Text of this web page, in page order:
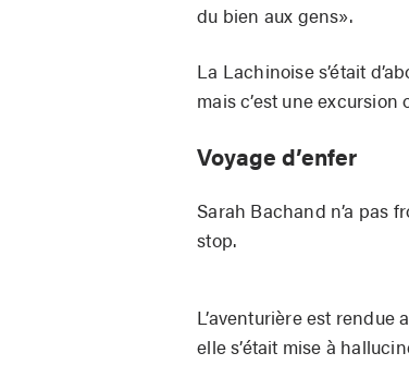
du bien aux gens».
La Lachinoise s’était
mais c’est une
Voyage d’enfer
Sarah Bachand n’a pas
stop.
L’aventurière est
elle s’était mise à